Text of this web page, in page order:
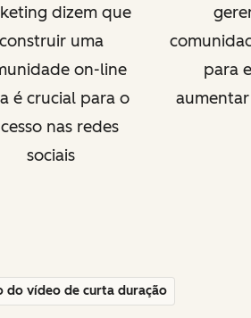
dizem que
construir uma
on-line
é crucial para o
nas redes
sociais
para
do vídeo de curta duração